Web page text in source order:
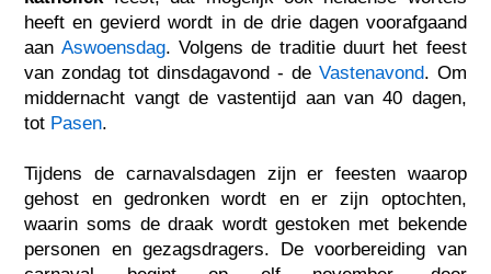
heeft en gevierd wordt in de drie dagen voorafgaand
aan Aswoensdag. Volgens de traditie duurt het feest
van zondag tot dinsdagavond - de Vastenavond. Om
middernacht vangt de vastentijd aan van 40 dagen,
tot Pasen.
Tijdens de carnavalsdagen zijn er feesten waarop
gehost en gedronken wordt en er zijn optochten,
waarin soms de draak wordt gestoken met bekende
personen en gezagsdragers. De voorbereiding van